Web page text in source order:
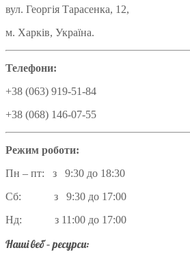
вул. Георгія Тарасенка, 12,
м. Харків, Україна.
Телефони:
+38 (063) 919-51-84
+38 (068) 146-07-55
Режим роботи:
Пн – пт: з 9:30 до 18:30
Сб: з 9:30 до 17:00
Нд: з 11:00 до 17:00
Наші веб – ресурси: